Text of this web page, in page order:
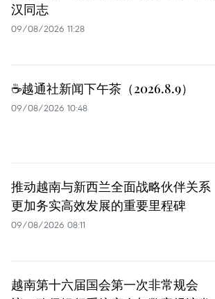
汉同志
09/08/2026 11:28
☕️越通社新闻下午茶（2026.8.9）
09/08/2026 10:48
推动越南与新西兰全面战略伙伴关系
更加务实高效发展的重要里程碑
09/08/2026 08:11
越南第十六届国会第一次非常规会